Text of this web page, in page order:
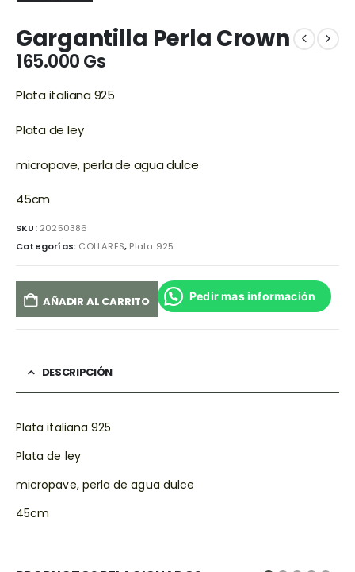
Gargantilla Perla Crown
165.000Gs
Plata italiana 925
Plata de ley
micropave, perla de agua dulce
45cm
SKU: 20250386
Categorías: COLLARES, Plata 925
AÑADIR AL CARRITO Pedir mas información
DESCRIPCIÓN
Plata italiana 925
Plata de ley
micropave, perla de agua dulce
45cm